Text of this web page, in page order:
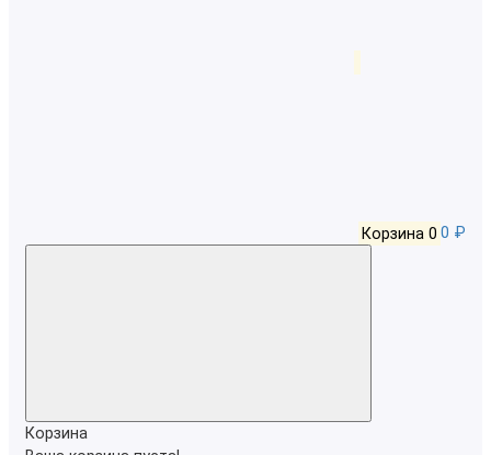
Корзина 0 0 ₽
Корзина